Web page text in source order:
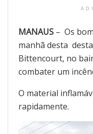
MANAUS – Os
manhã desta
Bittencourt, no
combater um
O material
rapidamente.
Tocador